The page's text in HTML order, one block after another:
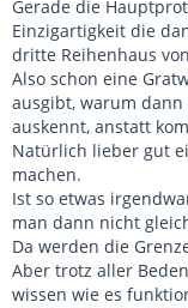
Gerade die
Einzigartigkeit die
dritte Reihenhaus
Also schon eine
ausgibt, warum
auskennt, anstatt
Natürlich lieber gut
machen.
Ist so etwas
man dann nicht
Da werden die
Aber trotz aller
wissen wie es